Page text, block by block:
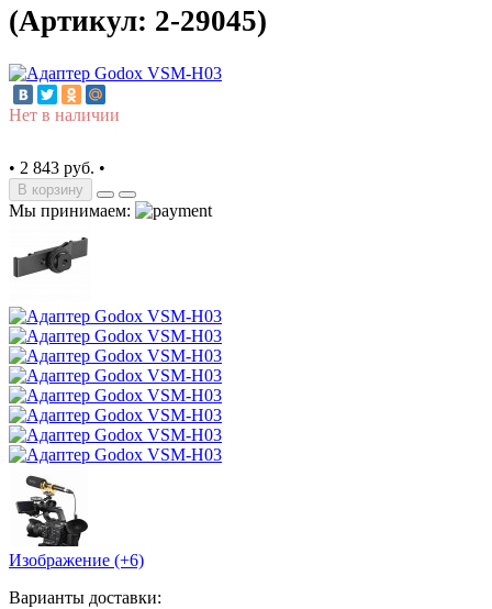
(Артикул: 2-29045)
Нет в наличии
• 2 843 руб. •
В корзину
Мы принимаем:
Изображение (+6)
Варианты доставки: